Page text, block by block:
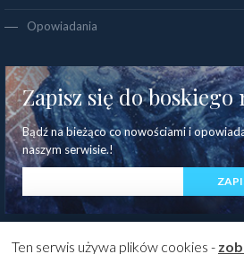
Opowiadania
Zapisz się do
Bądź na bieżąco co nowościami i
naszym serwisie.!
Ten serwis używa plików cookies -